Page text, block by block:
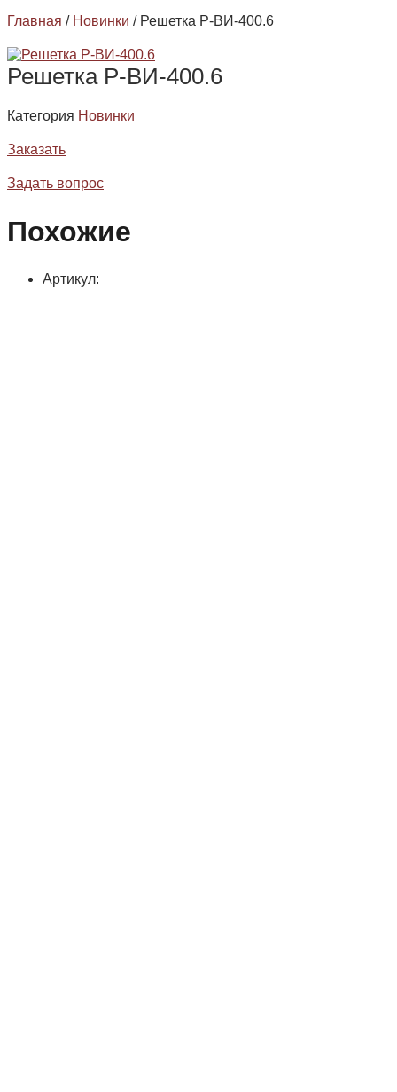
Главная / Новинки / Решетка P-BИ-400.6
Решетка P-BИ-400.6
Категория Новинки
Заказать
Задать вопрос
Похожие
Артикул: